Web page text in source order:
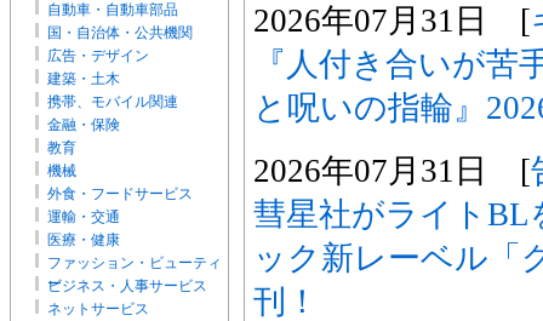
自動車・自動車部品
国・自治体・公共機関
広告・デザイン
建築・土木
携帯、モバイル関連
金融・保険
教育
機械
外食・フードサービス
運輸・交通
医療・健康
ファッション・ビューティ
ー
ビジネス・人事サービス
ネットサービス
2026年07月31日 [
『人付き合いが苦
と呪いの指輪』
2026年07月31日 [
彗星社がライトBL
ック新レーベル「
刊！